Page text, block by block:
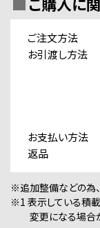
ご注文方法
お引渡し方法
お支払い方法
返品
※追加整備などの為
※1 表示している積
変更になる場合が